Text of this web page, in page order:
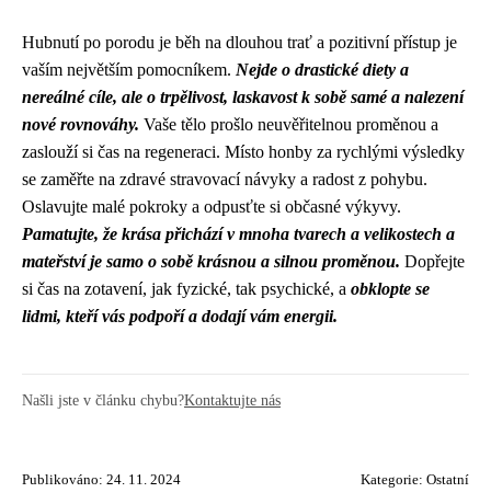
Hubnutí po porodu je běh na dlouhou trať a pozitivní přístup je
vaším největším pomocníkem. Nejde o drastické diety a
nereálné cíle, ale o trpělivost, laskavost k sobě samé a nalezení
nové rovnováhy. Vaše tělo prošlo neuvěřitelnou proměnou a
zaslouží si čas na regeneraci. Místo honby za rychlými výsledky
se zaměřte na zdravé stravovací návyky a radost z pohybu.
Oslavujte malé pokroky a odpusťte si občasné výkyvy.
Pamatujte, že krása přichází v mnoha tvarech a velikostech a
mateřství je samo o sobě krásnou a silnou proměnou. Dopřejte
si čas na zotavení, jak fyzické, tak psychické, a obklopte se
lidmi, kteří vás podpoří a dodají vám energii.
Našli jste v článku chybu?Kontaktujte nás
Publikováno: 24. 11. 2024 Kategorie: Ostatní